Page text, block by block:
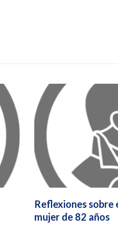
Reflexiones sobre
mujer de 82 años